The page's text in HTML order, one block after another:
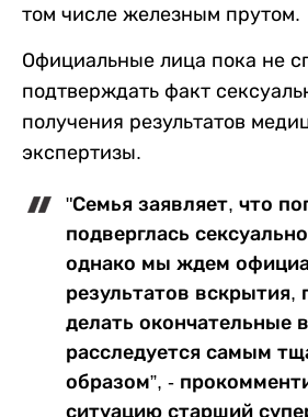
том числе железным прутом.
Официальные лица пока не
подтверждать факт
получения результатов
экспертизы.
"Семья заявляет, что
подверглась
однако мы ждем
результатов вскрытия,
делать окончательные
расследуется самым
образом”, -
ситуацию старший